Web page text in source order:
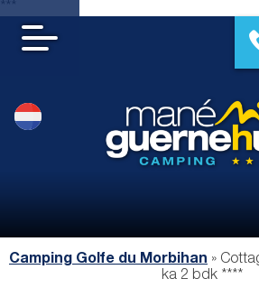
Camping Golfe du Morbihan »
ka 2 bdk ****